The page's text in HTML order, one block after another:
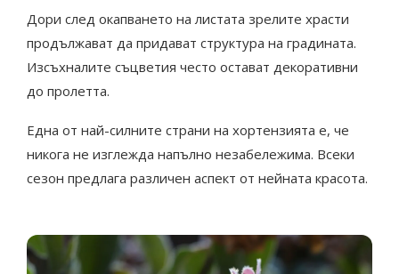
Дори след окапването на листата зрелите храсти
продължават да придават структура на градината.
Изсъхналите съцветия често остават декоративни
до пролетта.
Една от най-силните страни на хортензията е, че
никога не изглежда напълно незабележима. Всеки
сезон предлага различен аспект от нейната красота.